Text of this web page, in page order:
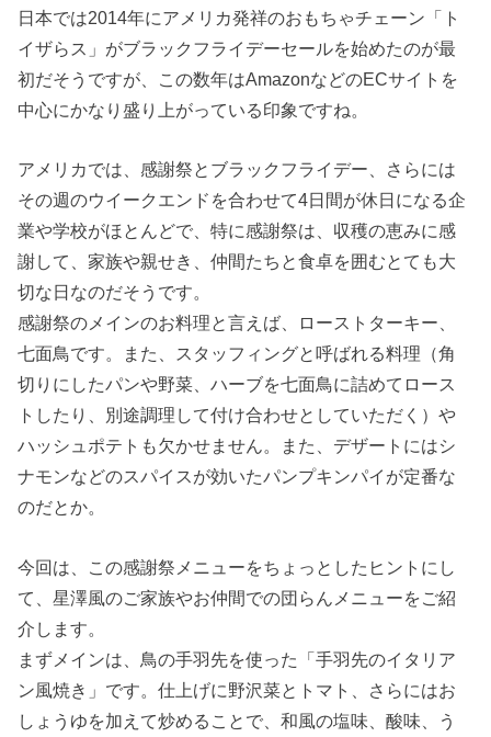
日本では2014年にアメリカ発祥のおもちゃチェーン「ト
イザらス」がブラックフライデーセールを始めたのが最
初だそうですが、この数年はAmazonなどのECサイトを
中心にかなり盛り上がっている印象ですね。
アメリカでは、感謝祭とブラックフライデー、さらには
その週のウイークエンドを合わせて4日間が休日になる企
業や学校がほとんどで、特に感謝祭は、収穫の恵みに感
謝して、家族や親せき、仲間たちと食卓を囲むとても大
切な日なのだそうです。
感謝祭のメインのお料理と言えば、ローストターキー、
七面鳥です。また、スタッフィングと呼ばれる料理（角
切りにしたパンや野菜、ハーブを七面鳥に詰めてロース
トしたり、別途調理して付け合わせとしていただく）や
ハッシュポテトも欠かせません。また、デザートにはシ
ナモンなどのスパイスが効いたパンプキンパイが定番な
のだとか。
今回は、この感謝祭メニューをちょっとしたヒントにし
て、星澤風のご家族やお仲間での団らんメニューをご紹
介します。
まずメインは、鳥の手羽先を使った「手羽先のイタリア
ン風焼き」です。仕上げに野沢菜とトマト、さらにはお
しょうゆを加えて炒めることで、和風の塩味、酸味、う